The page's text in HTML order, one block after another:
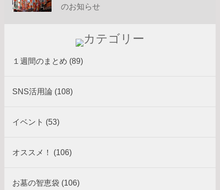
のお知らせ
１週間のまとめ (89)
SNS活用論 (108)
イベント (53)
オススメ！ (106)
お墓の智恵袋 (106)